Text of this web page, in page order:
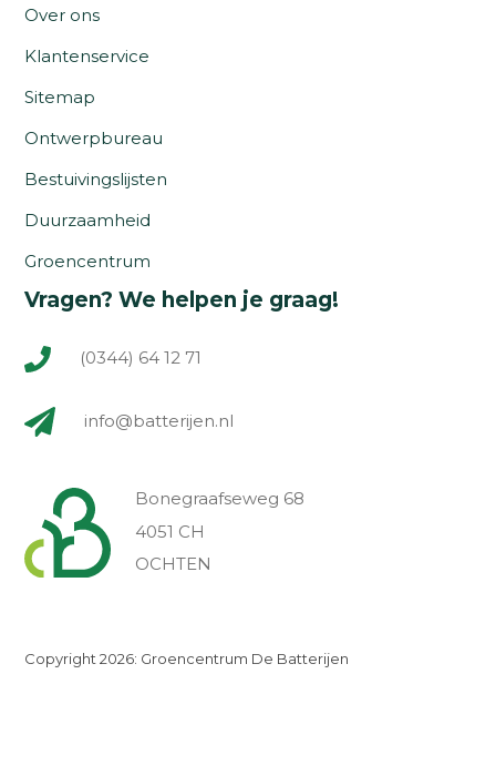
Over ons
Klantenservice
Sitemap
Ontwerpbureau
Bestuivingslijsten
Duurzaamheid
Groencentrum
Vragen? We helpen je graag!
(0344) 64 12 71
info@batterijen.nl
Bonegraafseweg 68
4051 CH
OCHTEN
Copyright 2026: Groencentrum De Batterijen